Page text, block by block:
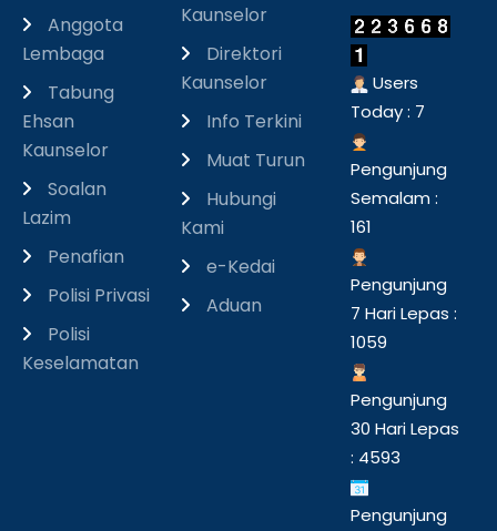
Anggota
Lembaga
Tabung
Ehsan
Kaunselor
Soalan
Lazim
Penafian
Polisi Privasi
Polisi
Keselamatan
Kaunselor
Direktori
Kaunselor
Info Terkini
Muat Turun
Hubungi
Kami
e-Kedai
Aduan
Users
Today : 7
Pengunjung
Semalam :
161
Pengunjung
7 Hari Lepas :
1059
Pengunjung
30 Hari Lepas
: 4593
Pengunjung